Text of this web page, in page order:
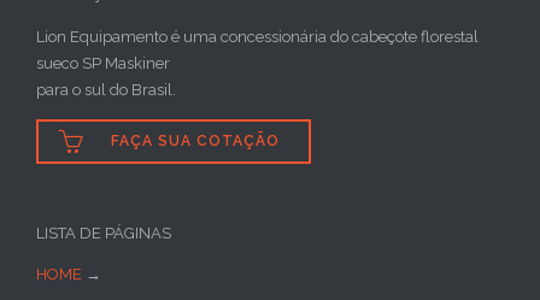
Lion Equipamento é uma concessionária do cabeçote florestal
sueco SP Maskiner
para o sul do Brasil.
 FAÇA SUA COTAÇÃO
LISTA DE PÁGINAS
HOME →